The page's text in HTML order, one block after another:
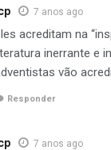
7 anos ago
acreditam na
inerrante e
vão
Responder
7 anos ago